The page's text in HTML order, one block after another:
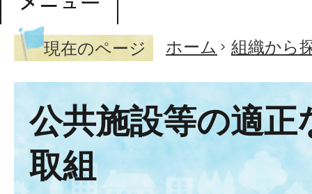
現在のページ ホーム 組織から
公共施設等の適正
取組